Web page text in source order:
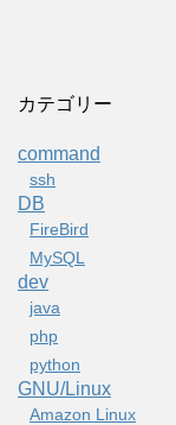
カテゴリー
command
ssh
DB
FireBird
MySQL
dev
java
php
python
GNU/Linux
Amazon Linux